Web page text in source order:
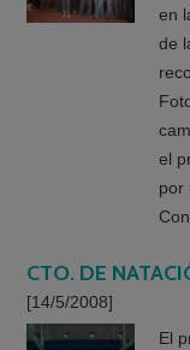
en
de
el
por
CTO. DE
[14/5/2008]
El